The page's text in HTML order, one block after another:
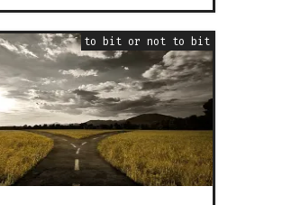
to bit or not to bit